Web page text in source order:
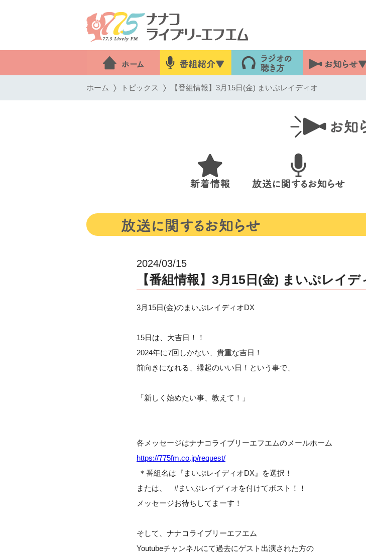
ホーム トピックス 【番組情報】3月15日(金) まいぷレイディオ
2024/03/15
【番組情報】3月15日(金) まいぷレイデ
3月15日(金)のまいぷレイディオDX
15日は、大吉日！！
2024年に7回しかない、貴重な吉日！
前向きになれる、縁起のいい日！という事で、
「新しく始めたい事、教えて！」
各メッセージはナナコライブリーエフエムのメールホーム
https://775fm.co.jp/request/
＊番組名は『まいぷレイディオDX』を選択！
または、 #まいぷレイディオを付けてポスト！！
メッセージお待ちしてまーす！
そして、ナナコライブリーエフエム
Youtubeチャンネルにて過去にゲスト出演された方の